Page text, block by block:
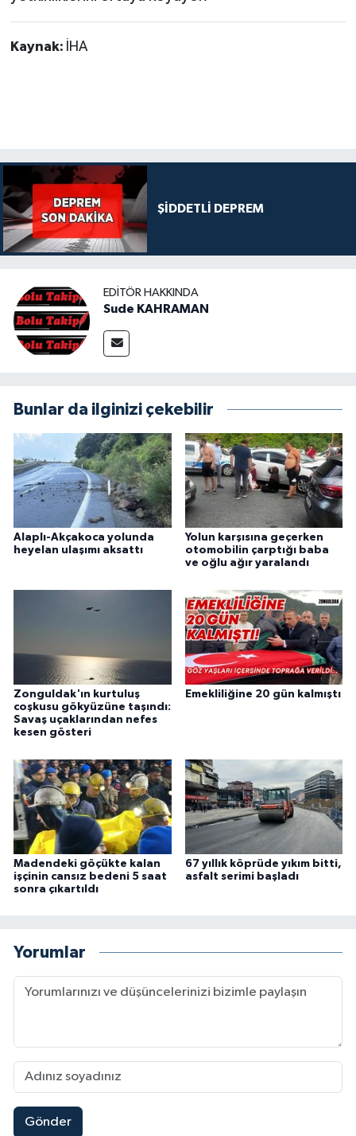
Kaynak: İHA
ŞİDDETLİ DEPREM
EDITÖR HAKKINDA
Sude KAHRAMAN
Bunlar da ilginizi çekebilir
Alaplı-Akçakoca yolunda
heyelan ulaşımı aksattı
Yolun karşısına geçerken
otomobilin çarptığı baba
ve oğlu ağır yaralandı
Zonguldak'ın kurtuluş
coşkusu gökyüzüne taşındı:
Savaş uçaklarından nefes
kesen gösteri
Emekliliğine 20 gün kalmıştı
Madendeki göçükte kalan
işçinin cansız bedeni 5 saat
sonra çıkartıldı
67 yıllık köprüde yıkım bitti,
asfalt serimi başladı
Yorumlar
Gönder